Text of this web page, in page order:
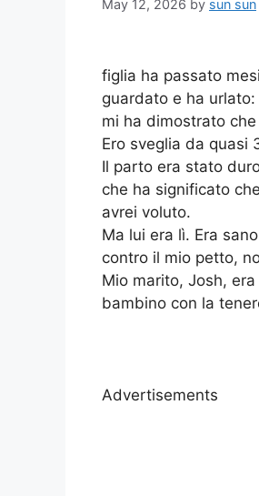
May 12, 2026 by sun sun
figlia ha passato
guardato e ha
mi ha dimostrato
Ero sveglia da quasi
Il parto era stato
che ha significato
avrei voluto.
Ma lui era lì. Era
contro il mio petto,
Mio marito, Josh,
bambino con la
Advertisements